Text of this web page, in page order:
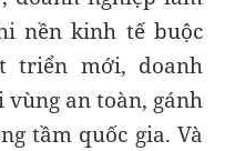
nền kinh tế buộc
triển mới, doanh
an toàn, gánh
tầm quốc gia. Và